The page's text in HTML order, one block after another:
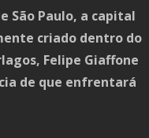
São Paulo, a capital
criado dentro do
Felipe Giaffone
de que enfrentará